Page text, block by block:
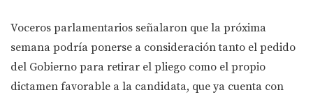
Voceros parlamentarios señalaron que la próxima
semana podría ponerse a consideración tanto el pedido
del Gobierno para retirar el pliego como el propio
dictamen favorable a la candidata, que ya cuenta con